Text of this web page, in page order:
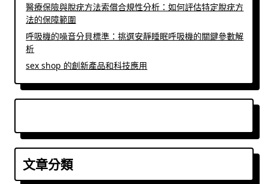
醫療保險與脫疣方法索償合規性分析：如何評估特定脫疣方
法的保障範圍
呼吸機的噪音分貝標準：挑選安靜睡眠呼吸機的關鍵參數解
析
sex shop 的創新產品和科技應用
文章分類